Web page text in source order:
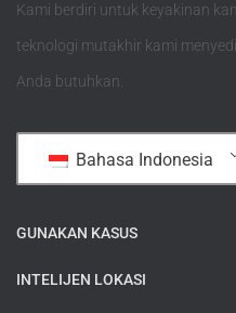
Kami berdiri untuk keyakinan
teknologi mutakhir kami
Anda butuhkan.
Bahasa Indonesia
GUNAKAN KASUS
INTELIJEN LOKASI